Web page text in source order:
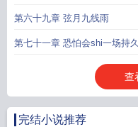
散求收藏求推荐
第六十九章 弦月九线雨
第七十一章 恐怕会shi一场持
查
完结小说推荐